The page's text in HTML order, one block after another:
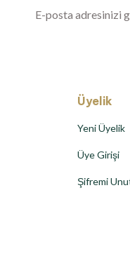
Üyelik
Yeni Üyelik
Üye Girişi
Şifremi